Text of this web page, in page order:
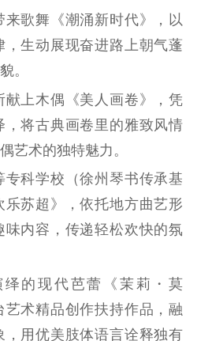
源保护利
用
出版
民阅读
出版监管
黄打非
工作
电影市场
学习在线
人才
歌舞《潮涌新时代》，以
，生动展现奋进路上朝气蓬
。
上木偶《美人画卷》，凭
将古典画卷里的雅致风情
艺术的独特魅力。
科学校（徐州琴书传承基
苏超》，依托地方曲艺形
内容，传递轻松欢快的氛
的现代芭蕾《茉莉・莫
术精品创作扶持作品，融
用优美肢体语言诠释独有